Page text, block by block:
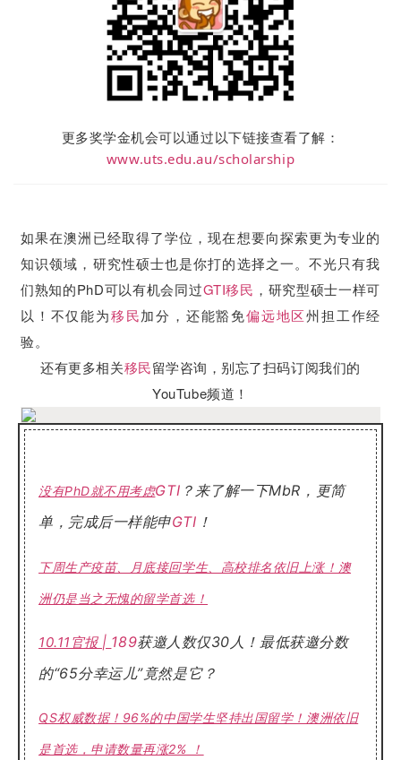
更多奖学金机会可以通过以下链接查看了解：
www.uts.edu.au/scholarship
如果在澳洲已经取得了学位，现在想要向探索更为专业的
知识领域，研究性硕士也是你打的选择之一。不光只有我
们熟知的PhD可以有机会同过GTI移民 ， 研究型硕士一样可
以！ 不仅能为移民加分，还能豁免偏远地区州担工作经
验。
还有更多相关移民留学咨询，别忘了扫码订阅我们的
YouTube频道！
没有PhD就不用考虑GTI ？来了解一下MbR，更简
单，完成后一样能申GTI ！
下周生产疫苗、月底接回学生、高校排名依旧上涨！澳
洲仍是当之无愧的留学首选！
10.11官报 | 189获邀人数仅30人！最低获邀分数
的“65分幸运儿”竟然是它？
QS权威数据！96%的中国学生坚持出国留学！澳洲依旧
是首选，申请数量再涨2% ！